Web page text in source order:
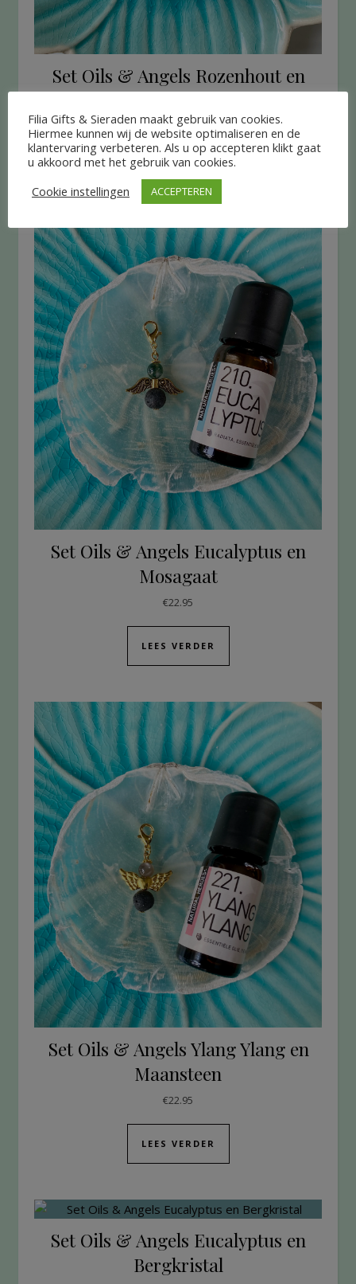
Set Oils & Angels Rozenhout en
Rozenkwarts
€22.95
LEES VERDER
Set Oils & Angels Eucalyptus en
Mosagaat
€22.95
LEES VERDER
Set Oils & Angels Ylang Ylang en
Maansteen
€22.95
LEES VERDER
Set Oils & Angels Eucalyptus en
Bergkristal
Filia Gifts & Sieraden maakt gebruik van cookies.
Hiermee kunnen wij de website optimaliseren en de
klantervaring verbeteren. Als u op accepteren klikt gaat
u akkoord met het gebruik van cookies.
Cookie instellingen
ACCEPTEREN